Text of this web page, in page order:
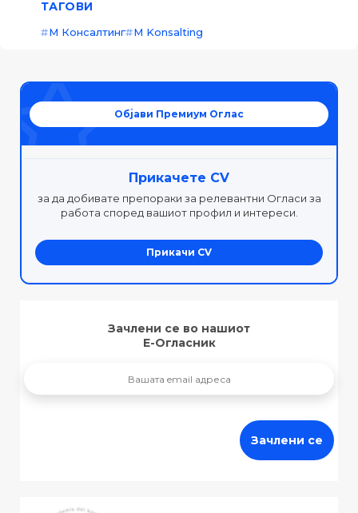
ТАГОВИ
М Консалтинг M Konsalting
Објави Премиум Оглас
Прикачете CV
за да добивате препораки за релевантни Огласи за
работа според вашиот профил и интереси.
Прикачи CV
Зачлени се во нашиот
Е-Огласник